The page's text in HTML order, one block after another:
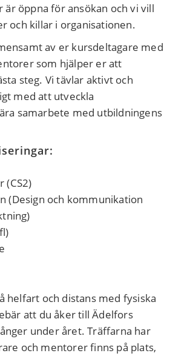
är öppna för ansökan och vi vill
och killar i organisationen.
av er kursdeltagare med
som hjälper er att
steg. Vi tävlar aktivt och
med att utveckla
samarbete med utbildningens
(CS2)
(Design och kommunikation
helfart och distans med fysiska
att du åker till Ädelfors
under året. Träffarna har
och mentorer finns på plats,